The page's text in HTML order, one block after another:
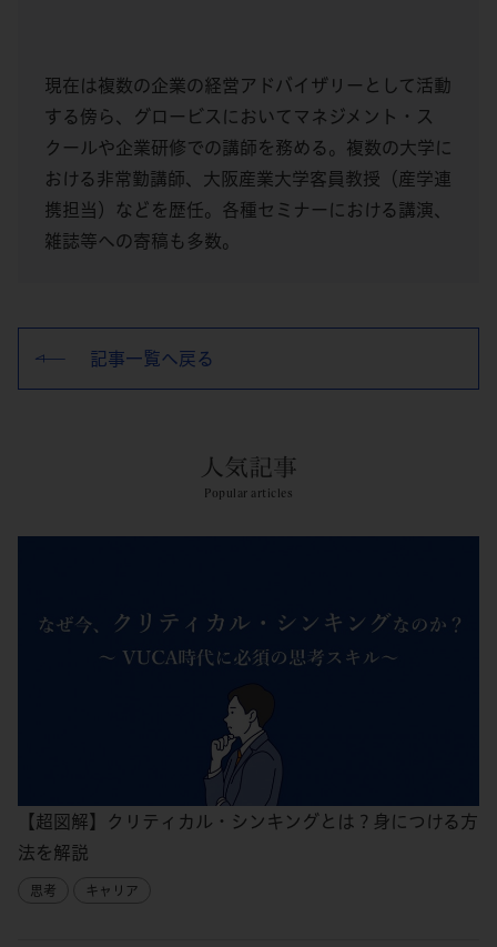
現在は複数の企業の経営アドバイザリーとして活動
する傍ら、グロービスにおいてマネジメント・ス
クールや企業研修での講師を務める。複数の大学に
おける非常勤講師、大阪産業大学客員教授（産学連
携担当）などを歴任。各種セミナーにおける講演、
雑誌等への寄稿も多数。
記事一覧へ戻る
人気記事
Popular articles
【超図解】クリティカル・シンキングとは？身につける方
法を解説
思考 キャリア